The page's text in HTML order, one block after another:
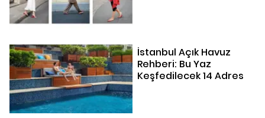
İstanbul Açık Havuz
Rehberi: Bu Yaz
Keşfedilecek 14 Adres